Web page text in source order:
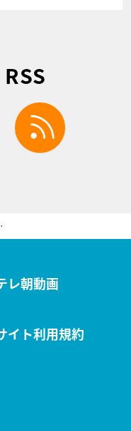
facebook
然「これはヤバい」
レ朝動画
イト利用規約